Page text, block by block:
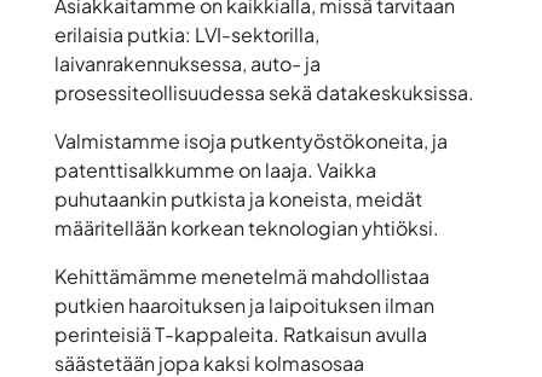
Asiakkaitamme on kaikkialla, missä tarvitaan
erilaisia putkia: LVI-sektorilla,
laivanrakennuksessa, auto- ja
prosessiteollisuudessa sekä datakeskuksissa.
Valmistamme isoja putkentyöstökoneita, ja
patenttisalkkumme on laaja. Vaikka
puhutaankin putkista ja koneista, meidät
määritellään korkean teknologian yhtiöksi.
Kehittämämme menetelmä mahdollistaa
putkien haaroituksen ja laipoituksen ilman
perinteisiä T-kappaleita. Ratkaisun avulla
säästetään jopa kaksi kolmasosaa